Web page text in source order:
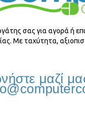
σας για αγορά ή
Με ταχύτητα,
μαζί